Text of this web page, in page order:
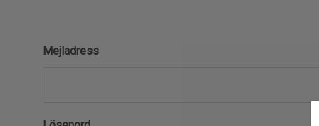
Mejladress